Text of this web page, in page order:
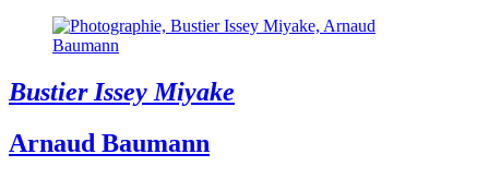
Bustier Issey Miyake
Arnaud Baumann